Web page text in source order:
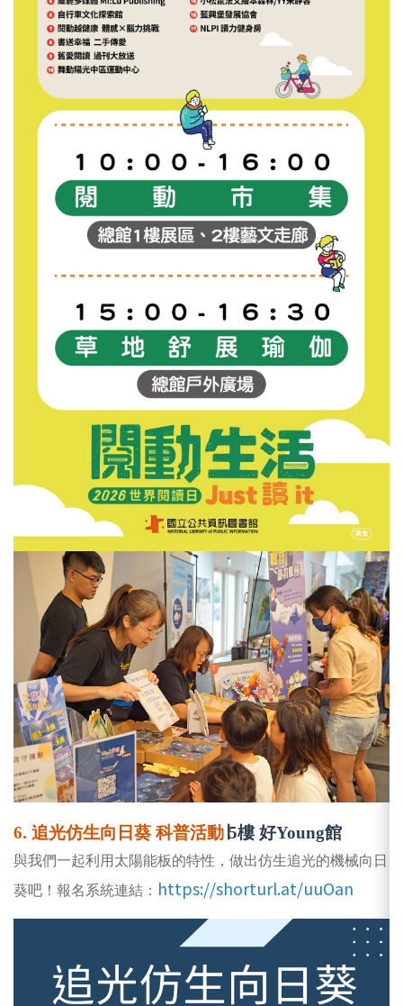
6. 追光仿生向日葵 科普活動 5樓 好Young館
與我們一起利用太陽能板的特性，做出仿生追光的機械向日
葵吧！報名系統連結： https://shorturl.at/uuOan